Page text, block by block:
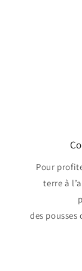
Pour
terre à
des